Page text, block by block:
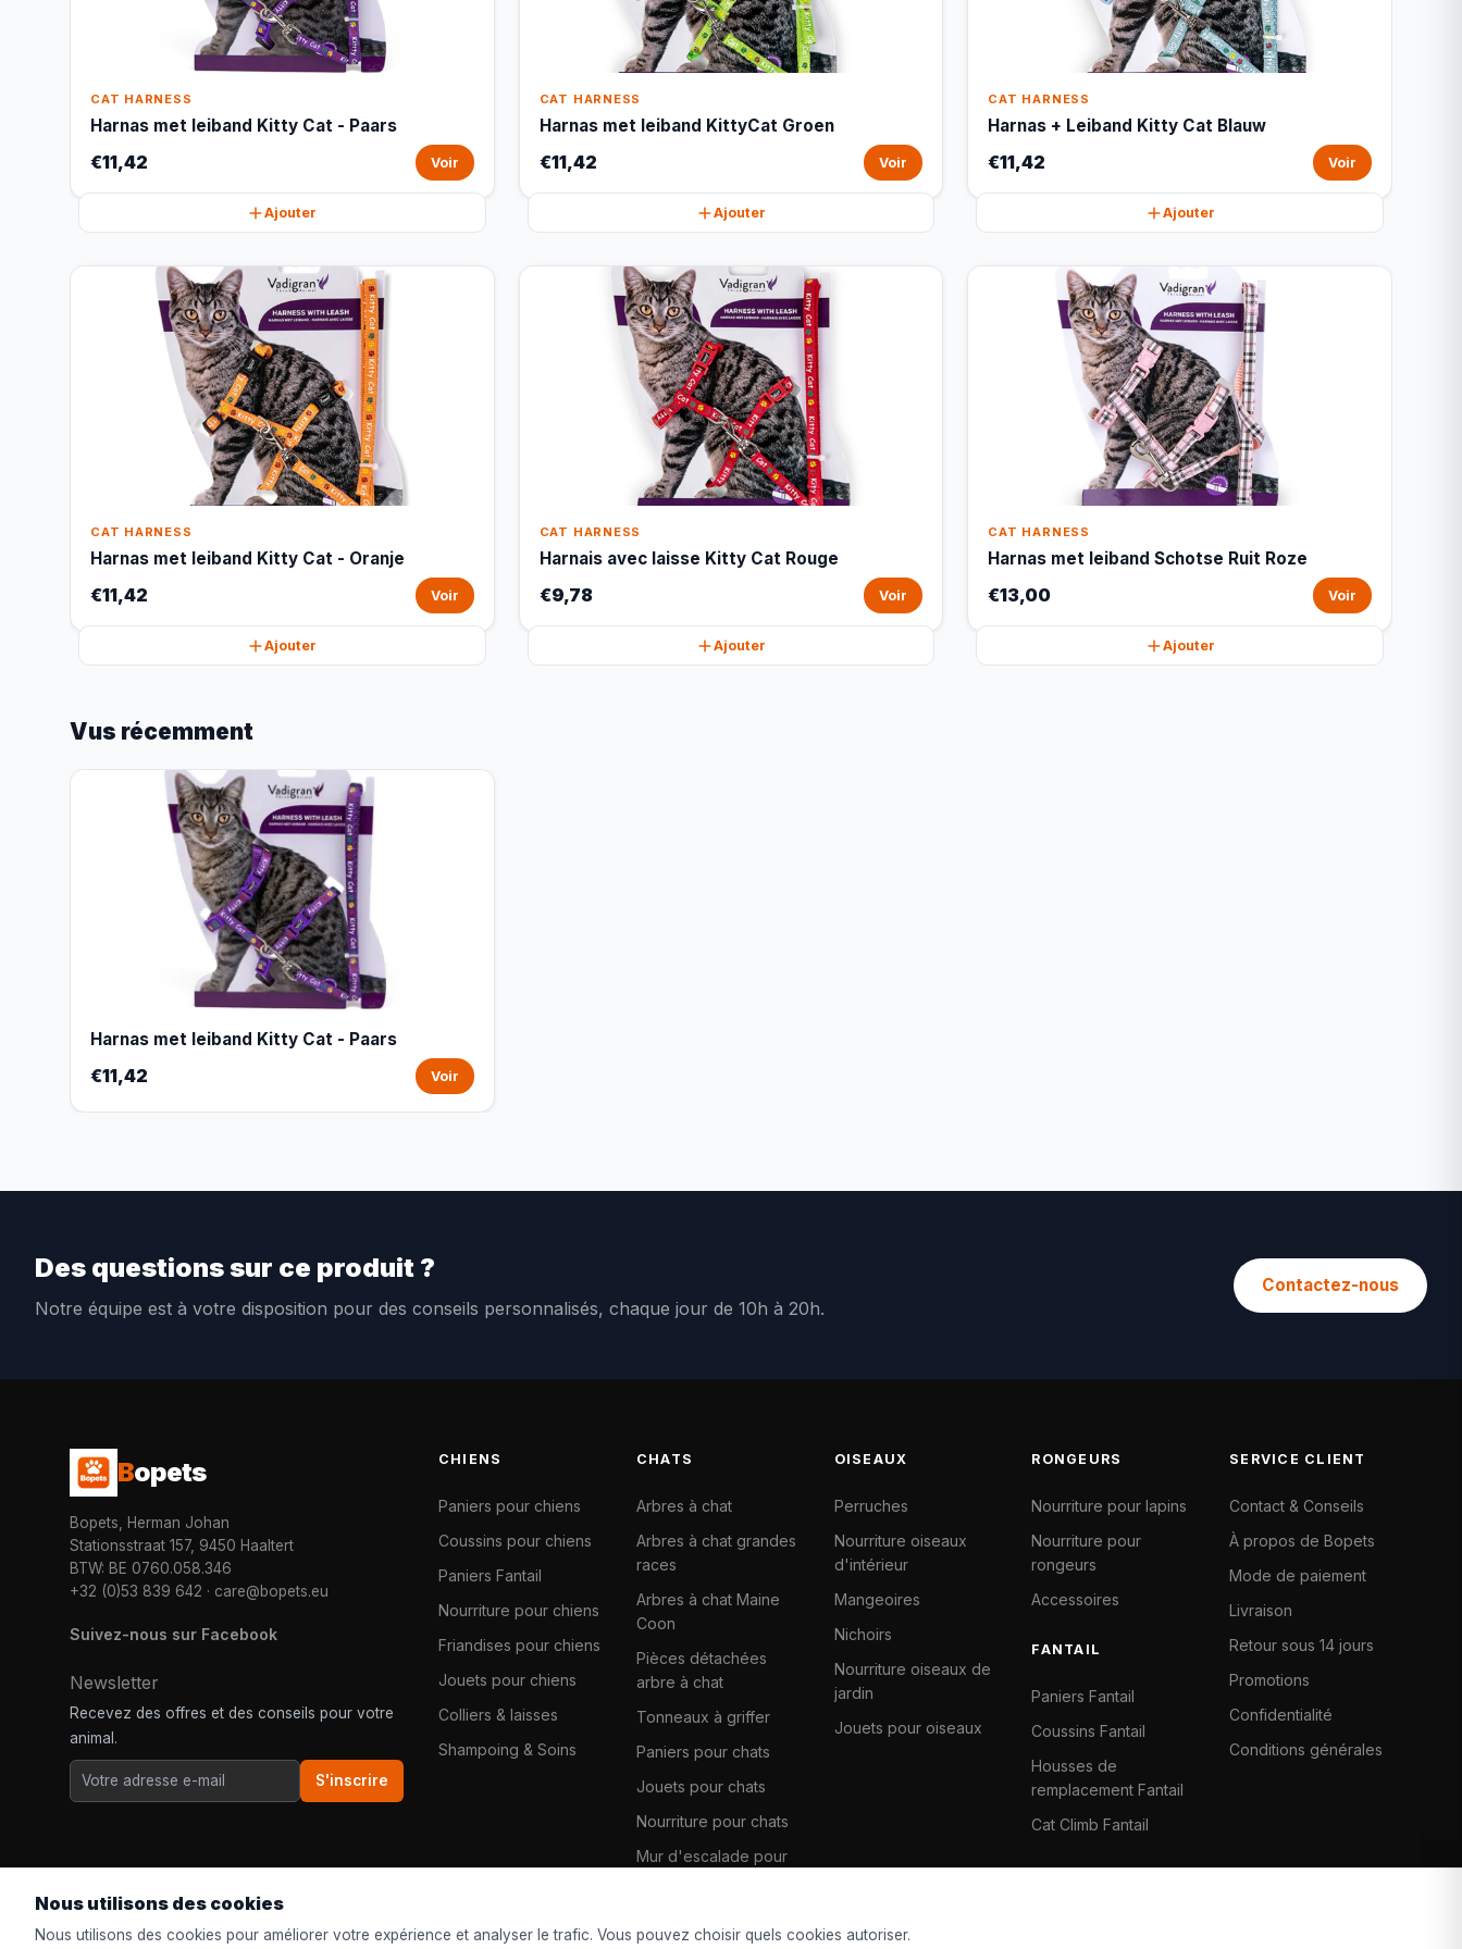
CAT HARNESS
Harnas met leiband Kitty Cat - Paars
€11,42 Voir
Ajouter
CAT HARNESS
Harnas met leiband KittyCat Groen
€11,42 Voir
Ajouter
CAT HARNESS
Harnas + Leiband Kitty Cat Blauw
€11,42 Voir
Ajouter
CAT HARNESS
Harnas met leiband Kitty Cat - Oranje
€11,42 Voir
Ajouter
CAT HARNESS
Harnais avec laisse Kitty Cat Rouge
€9,78 Voir
Ajouter
CAT HARNESS
Harnas met leiband Schotse Ruit Roze
€13,00 Voir
Ajouter
Vus récemment
Harnas met leiband Kitty Cat - Paars
€11,42 Voir
Des questions sur ce produit ?
Notre équipe est à votre disposition pour des conseils personnalisés, chaque jour de 10h à 20h.
Contactez-nous
Bopets
Bopets, Herman Johan
Stationsstraat 157, 9450 Haaltert
BTW: BE 0760.058.346
+32 (0)53 839 642 · care@bopets.eu
Suivez-nous sur Facebook
Newsletter
Recevez des offres et des conseils pour votre
animal.
S'inscrire
CHIENS
Paniers pour chiens
Coussins pour chiens
Paniers Fantail
Nourriture pour chiens
Friandises pour chiens
Jouets pour chiens
Colliers & laisses
Shampoing & Soins
CHATS
Arbres à chat
Arbres à chat grandes
races
Arbres à chat Maine
Coon
Pièces détachées
arbre à chat
Tonneaux à griffer
Paniers pour chats
Jouets pour chats
Nourriture pour chats
Mur d'escalade pour
OISEAUX
Perruches
Nourriture oiseaux
d'intérieur
Mangeoires
Nichoirs
Nourriture oiseaux de
jardin
Jouets pour oiseaux
RONGEURS
Nourriture pour lapins
Nourriture pour
rongeurs
Accessoires
FANTAIL
Paniers Fantail
Coussins Fantail
Housses de
remplacement Fantail
Cat Climb Fantail
SERVICE CLIENT
Contact & Conseils
À propos de Bopets
Mode de paiement
Livraison
Retour sous 14 jours
Promotions
Confidentialité
Conditions générales
Nous utilisons des cookies
Nous utilisons des cookies pour améliorer votre expérience et analyser le trafic. Vous pouvez choisir quels cookies autoriser.